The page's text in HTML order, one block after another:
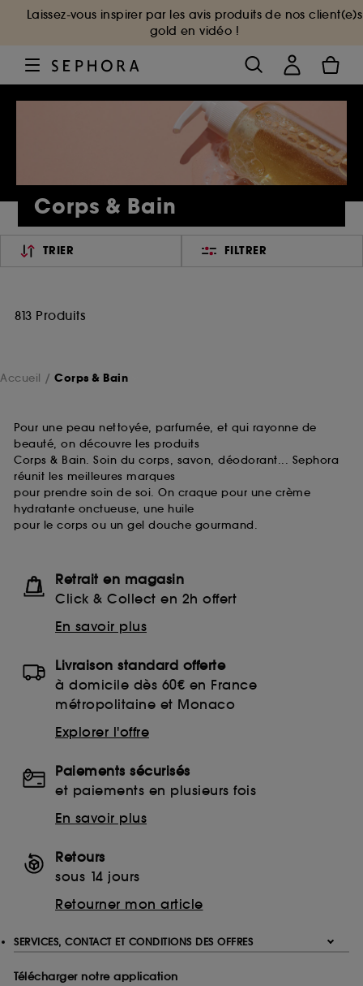
Laissez-vous inspirer par les avis produits de nos client(e)s
gold en vidéo !
Corps & Bain
TRIER FILTRER
813 Produits
Accueil Corps & Bain
Pour une peau nettoyée, parfumée, et qui rayonne de
beauté, on découvre les produits
Corps & Bain. Soin du corps, savon, déodorant... Sephora
réunit les meilleures marques
pour prendre soin de soi. On craque pour une crème
hydratante onctueuse, une huile
pour le corps ou un gel douche gourmand.
Retrait en magasin
Click & Collect en 2h offert
En savoir plus
Livraison standard offerte
à domicile dès 60€ en France
métropolitaine et Monaco
Explorer l'offre
Paiements sécurisés
et paiements en plusieurs fois
En savoir plus
Retours
sous 14 jours
Retourner mon article
SERVICES, CONTACT ET CONDITIONS DES OFFRES
Télécharger notre application